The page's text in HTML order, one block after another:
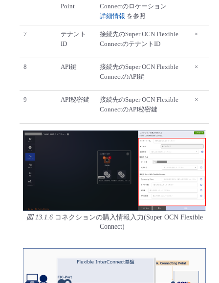
Point
Connectのロケーション
詳細情報 を参照
7
テナント
ID
接続先のSuper OCN Flexible
ConnectのテナントID
×
8 API鍵
接続先のSuper OCN Flexible
ConnectのAPI鍵
×
9 API秘密鍵
接続先のSuper OCN Flexible
ConnectのAPI秘密鍵
×
図 13.1.6 コネクションの購入情報入力(Super OCN Flexible
Connect)